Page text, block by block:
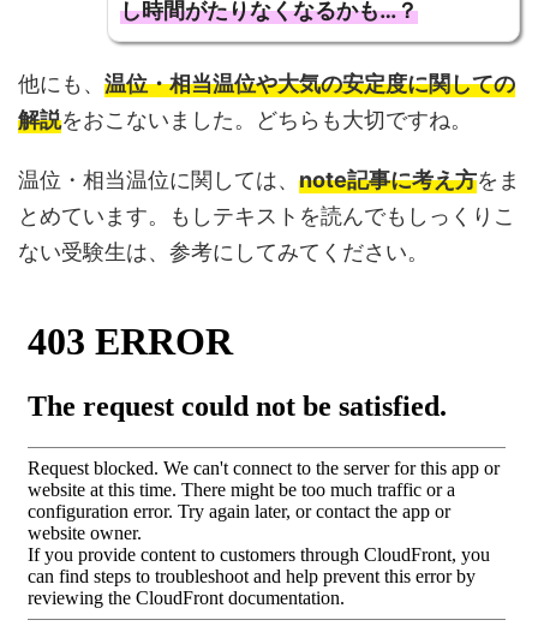
し時間がたりなくなるかも…？
他にも、 温位・相当温位や大気の安定度に関しての
解説をおこないました。どちらも大切ですね。
温位・相当温位に関しては、 note記事に考え方をま
とめています。もしテキストを読んでもしっくりこ
ない受験生は、参考にしてみてください。